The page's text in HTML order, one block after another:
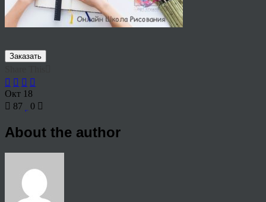
Заказать
Окт 18
87
0
About the author